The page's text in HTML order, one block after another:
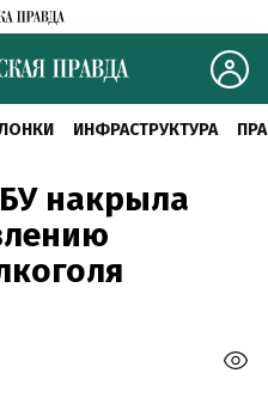
ИНФРАСТРУКТУРА
накрыла